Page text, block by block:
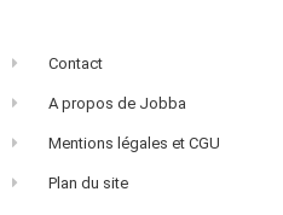
Contact
A propos de Jobba
Mentions légales et CGU
Plan du site